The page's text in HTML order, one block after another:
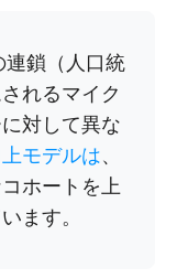
連鎖（人口統
れるマイク
対して異な
モデルは、
ホートを上
ます。